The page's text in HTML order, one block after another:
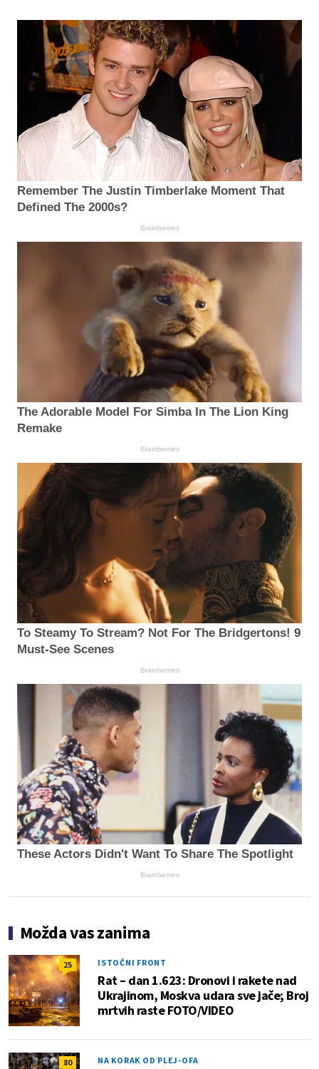
Remember The Justin Timberlake Moment That
Defined The 2000s?
Brainberries
The Adorable Model For Simba In The Lion King
Remake
Brainberries
To Steamy To Stream? Not For The Bridgertons! 9
Must-See Scenes
Brainberries
These Actors Didn't Want To Share The Spotlight
Brainberries
Možda vas zanima
25 ISTOČNI FRONT
Rat – dan 1.623: Dronovi i rakete nad
Ukrajinom, Moskva udara sve jače; Broj
mrtvih raste FOTO/VIDEO
80 NA KORAK OD PLEJ-OFA